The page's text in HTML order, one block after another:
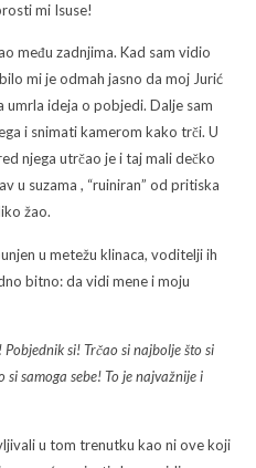
mi Isuse!
među zadnjima. Kad sam vidio
mi je odmah jasno da moj Jurić
umrla ideja o pobjedi. Dalje sam
i snimati kamerom kako trči. U
njega utrčao je i taj mali dečko
u suzama , “ruiniran” od pritiska
žao.
u metežu klinaca, voditelji ih
bitno: da vidi mene i moju
Pobjednik si! Trčao si najbolje što si
samoga sebe! To je najvažnije i
u tom trenutku kao ni ove koji